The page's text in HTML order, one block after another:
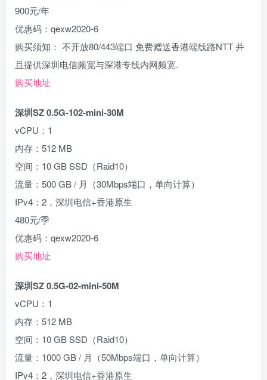
900元/年
优惠码：qexw2020-6
购买须知： 不开放80/443端口 免费赠送香港端线路NTT 并
且提供深圳电信频宽与深港专线内网频宽.
购买地址
深圳SZ 0.5G-102-mini-30M
vCPU：1
内存：512 MB
空间：10 GB SSD（Raid10）
流量：500 GB / 月（30Mbps端口，单向计算）
IPv4：2，深圳电信+香港原生
480元/季
优惠码：qexw2020-6
购买地址
深圳SZ 0.5G-02-mini-50M
vCPU：1
内存：512 MB
空间：10 GB SSD（Raid10）
流量：1000 GB / 月（50Mbps端口，单向计算）
IPv4：2，深圳电信+香港原生